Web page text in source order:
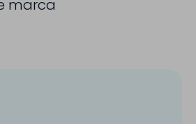
marca